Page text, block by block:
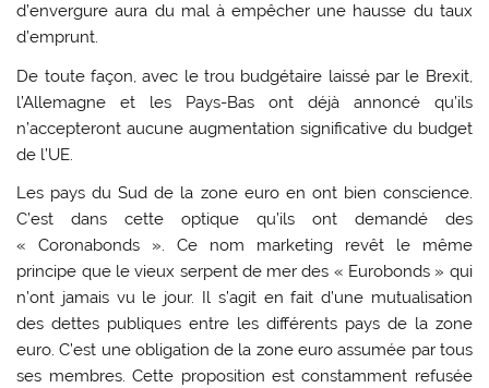
d’envergure aura du mal à empêcher une hausse du taux
d’emprunt.
De toute façon, avec le trou budgétaire laissé par le Brexit,
l’Allemagne et les Pays-Bas ont déjà annoncé qu’ils
n’accepteront aucune augmentation significative du budget
de l’UE.
Les pays du Sud de la zone euro en ont bien conscience.
C’est dans cette optique qu’ils ont demandé des
« Coronabonds ». Ce nom marketing revêt le même
principe que le vieux serpent de mer des « Eurobonds » qui
n’ont jamais vu le jour. Il s’agit en fait d’une mutualisation
des dettes publiques entre les différents pays de la zone
euro. C’est une obligation de la zone euro assumée par tous
ses membres. Cette proposition est constamment refusée